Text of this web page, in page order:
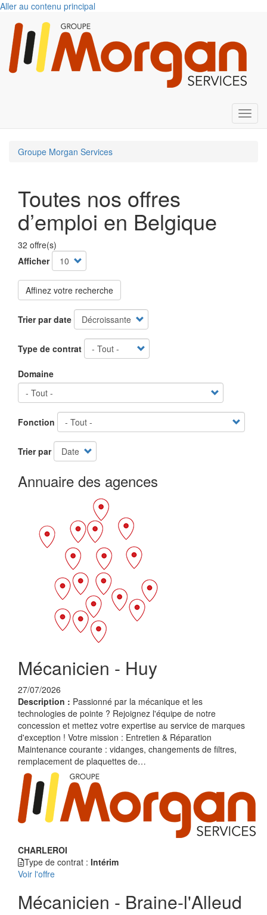
Aller au contenu principal
Groupe Morgan Services
Toutes nos offres
d’emploi en Belgique
32 offre(s)
Afficher
Affinez votre recherche
Trier par date
Type de contrat
Domaine
Fonction
Trier par
Annuaire des agences
Mécanicien - Huy
27/07/2026
Description : Passionné par la mécanique et les
technologies de pointe ? Rejoignez l'équipe de notre
concession et mettez votre expertise au service de marques
d'exception ! Votre mission : Entretien & Réparation
Maintenance courante : vidanges, changements de filtres,
remplacement de plaquettes de…
CHARLEROI
Type de contrat : Intérim
Voir l'offre
Mécanicien - Braine-l'Alleud